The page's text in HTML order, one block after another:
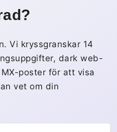
Vi kryssgranskar 14
dark web-
poster för att visa
vet om din